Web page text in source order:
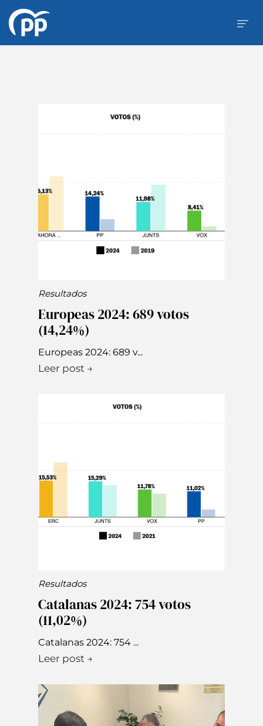
Resultados
Europeas 2024: 689 votos
(14,24%)
Europeas 2024: 689 v...
Leer post →
Resultados
Catalanas 2024: 754 votos
(11,02%)
Catalanas 2024: 754 ...
Leer post →